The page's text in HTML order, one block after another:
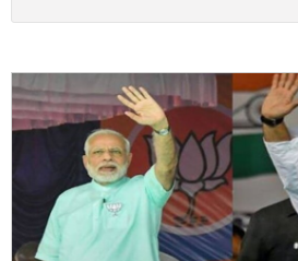
कर्नाटक की राजनीति के 20 बड़े चेहरे
7:47 AM
राहुल ने कहां-कहां की रैली
7:41 AM
क्या रेड्डी साबित होंगे किंगमेकर?
7:14 AM